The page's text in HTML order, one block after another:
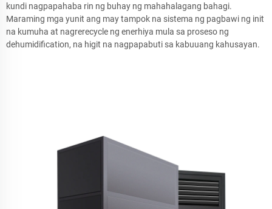
kundi nagpapahaba rin ng buhay ng mahahalagang bahagi.
Maraming mga yunit ang may tampok na sistema ng pagbawi ng init
na kumuha at nagrerecycle ng enerhiya mula sa proseso ng
dehumidification, na higit na nagpapabuti sa kabuuang kahusayan.